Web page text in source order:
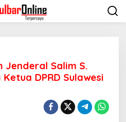
Jenderal Salim S.
DPRD Sulawesi